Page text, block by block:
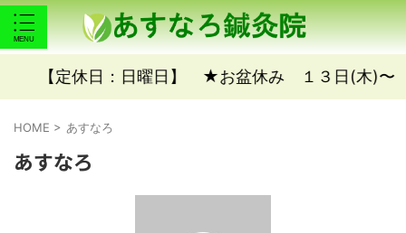
休日：日曜日】 ★お盆休み １３日(木)〜１６日(
HOME > あすなろ
あすなろ